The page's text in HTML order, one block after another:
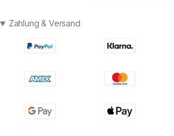
Zahlung & Versand